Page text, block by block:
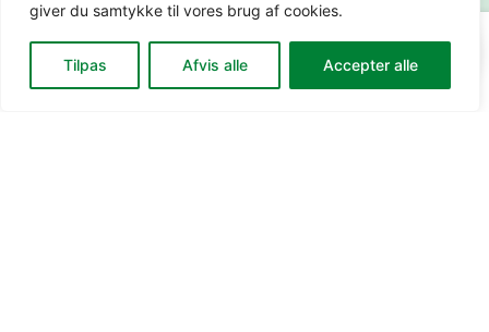
giver du samtykke til vores brug af cookies.
Tilpas Afvis alle Accepter alle
Din
kurv:
0,00kr. 0
Gå til kassen